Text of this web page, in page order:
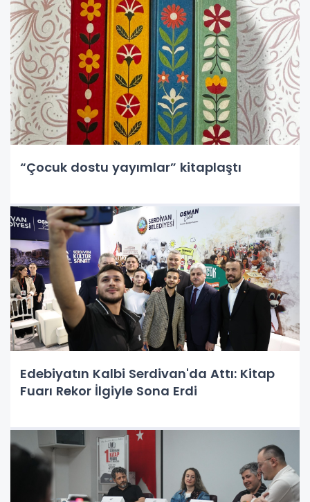
“Çocuk dostu yayımlar” kitaplaştı
Edebiyatın Kalbi Serdivan'da Attı: Kitap
Fuarı Rekor İlgiyle Sona Erdi